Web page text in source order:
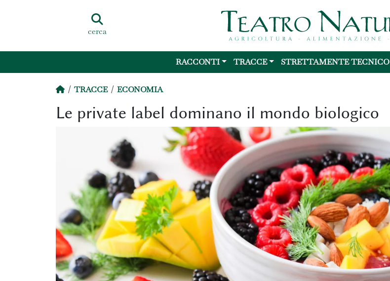
cerca
RACCONTI TRACCE STRETTAMENTE TECNICO
TRACCE ECONOMIA
Le private label dominano il mondo biologico